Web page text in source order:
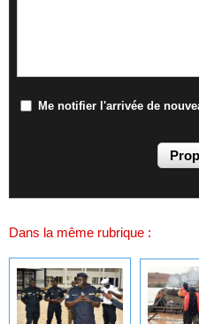
Me notifier l'arrivée de
Dans la même rubrique :